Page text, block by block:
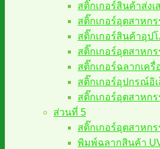
สติ๊กเกอร์สินค้าส่งเ
สติ๊กเกอร์อุตสาหก
สติ๊กเกอร์สินค้าอุป
สติ๊กเกอร์อุตสาหก
สติ๊กเกอร์ฉลากเครื่
สติ๊กเกอร์อุปกรณ์อิ
สติ๊กเกอร์อุตสาหก
ส่วนที่ 5
สติ๊กเกอร์อุตสาหก
พิมพ์ฉลากสินค้า